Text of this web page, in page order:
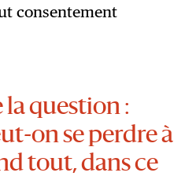
consentement
la question :
on se perdre à
tout, dans ce